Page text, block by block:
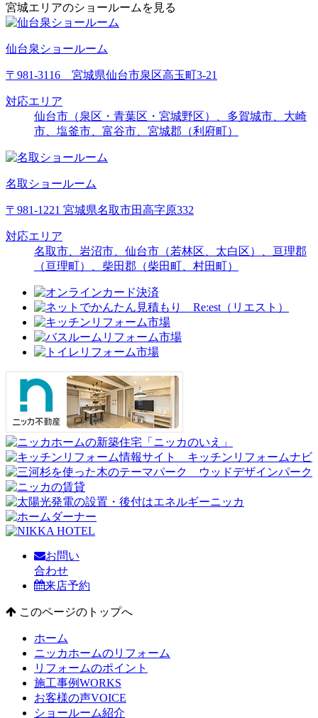
宮城エリアのショールームを見る
仙台泉ショールーム
〒981-3116 宮城県仙台市泉区高玉町3-21
対応エリア
仙台市（泉区・青葉区・宮城野区）、多賀城市、大崎
市、塩釜市、富谷市、宮城郡（利府町）
名取ショールーム
〒981-1221 宮城県名取市田高字原332
対応エリア
名取市、岩沼市、仙台市（若林区、太白区）、亘理郡
（亘理町）、柴田郡（柴田町、村田町）
お問い
合わせ
来店予約
このページのトップへ
ホーム
ニッカホームのリフォーム
リフォームのポイント
施工事例WORKS
お客様の声VOICE
ショールーム紹介